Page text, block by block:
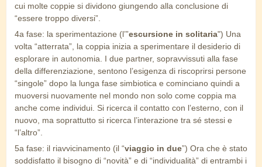
cui molte coppie si dividono giungendo alla conclusione di
“essere troppo diversi”.
4a fase: la sperimentazione (l’”escursione in solitaria") Una
volta “atterrata”, la coppia inizia a sperimentare il desiderio di
esplorare in autonomia. I due partner, sopravvissuti alla fase
della differenziazione, sentono l’esigenza di riscoprirsi persone
“singole” dopo la lunga fase simbiotica e cominciano quindi a
muoversi nuovamente nel mondo non solo come coppia ma
anche come individui. Si ricerca il contatto con l’esterno, con il
nuovo, ma soprattutto si ricerca l’interazione tra sé stessi e
“l’altro”.
5a fase: il riavvicinamento (il “viaggio in due”) Ora che è stato
soddisfatto il bisogno di “novità” e di “individualità” di entrambi i